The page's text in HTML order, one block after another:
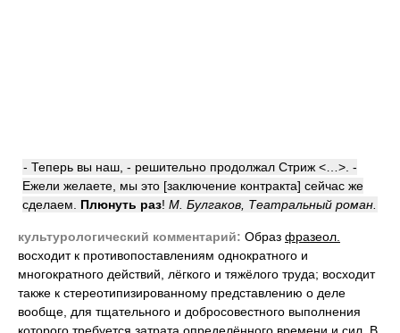
- Теперь вы наш, - решительно продолжал Стриж <…>. -
Ежели желаете, мы это [заключение контракта] сейчас же
сделаем. Плюнуть раз! М. Булгаков, Театральный роман.
культурологический комментарий: Образ фразеол.
восходит к противопоставлениям однократного и
многократного действий, лёгкого и тяжёлого труда; восходит
также к стереотипизированному представлению о деле
вообще, для тщательного и добросовестного выполнения